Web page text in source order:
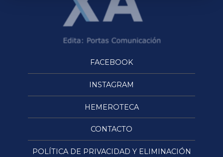
FACEBOOK
INSTAGRAM
HEMEROTECA
CONTACTO
POLÍTICA DE PRIVACIDAD Y ELIMINACIÓN